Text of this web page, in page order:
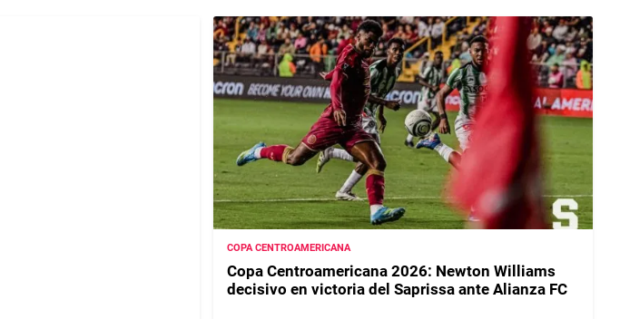
COPA CENTROAMERICANA
Copa Centroamericana 2026: Newton Williams
decisivo en victoria del Saprissa ante Alianza FC